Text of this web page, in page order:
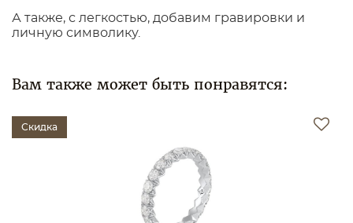
А также, с легкостью, добавим гравировки и
личную символику.
Вам также может быть понравятся:
Скидка